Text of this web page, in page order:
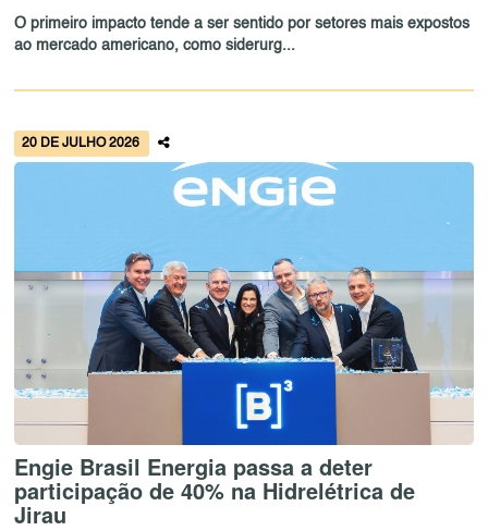
O primeiro impacto tende a ser sentido por setores mais expostos
ao mercado americano, como siderurg...
20 DE JULHO 2026
Engie Brasil Energia passa a deter
participação de 40% na Hidrelétrica de
Jirau